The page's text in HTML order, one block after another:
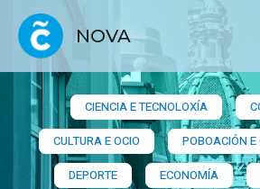
NOVA
CIENCIA E TECNOLOXÍA
CULTURA E OCIO
POBOACIÓN
DEPORTE
ECONOMÍA